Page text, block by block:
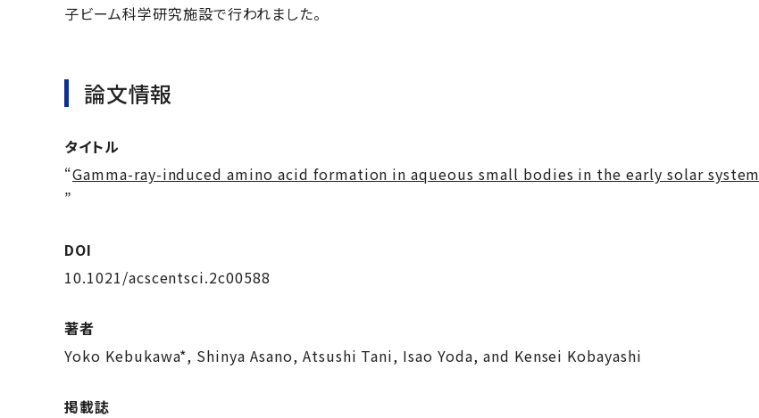
子ビーム科学研究施設で行われました。
論文情報
タイトル
“Gamma-ray-induced amino acid formation in aqueous small bodies in the early solar system
”
DOI
10.1021/acscentsci.2c00588
著者
Yoko Kebukawa*, Shinya Asano, Atsushi Tani, Isao Yoda, and Kensei Kobayashi
掲載誌